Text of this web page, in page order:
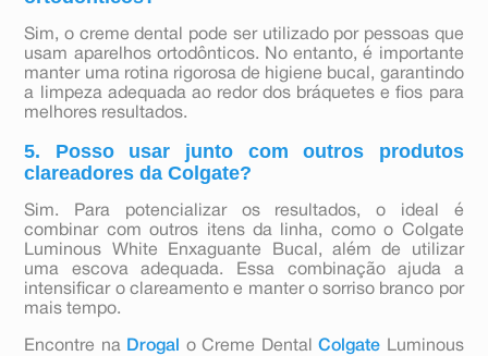
Sim, o creme dental pode ser utilizado por pessoas que
usam aparelhos ortodônticos. No entanto, é importante
manter uma rotina rigorosa de higiene bucal, garantindo
a limpeza adequada ao redor dos bráquetes e fios para
melhores resultados.
5. Posso usar junto com outros produtos
clareadores da Colgate?
Sim. Para potencializar os resultados, o ideal é
combinar com outros itens da linha, como o Colgate
Luminous White Enxaguante Bucal, além de utilizar
uma escova adequada. Essa combinação ajuda a
intensificar o clareamento e manter o sorriso branco por
mais tempo.
Encontre na Drogal o Creme DentalColgate Luminous